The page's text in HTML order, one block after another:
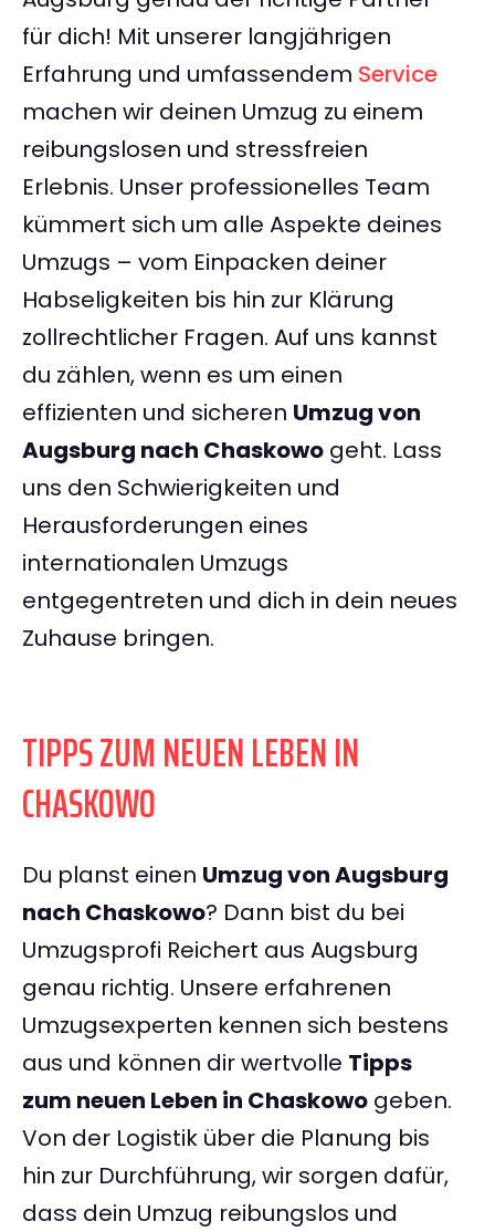
für dich! Mit unserer langjährigen
Erfahrung und umfassendem Service
machen wir deinen Umzug zu einem
reibungslosen und stressfreien
Erlebnis. Unser professionelles Team
kümmert sich um alle Aspekte deines
Umzugs – vom Einpacken deiner
Habseligkeiten bis hin zur Klärung
zollrechtlicher Fragen. Auf uns kannst
du zählen, wenn es um einen
effizienten und sicheren Umzug von
Augsburg nach Chaskowo geht. Lass
uns den Schwierigkeiten und
Herausforderungen eines
internationalen Umzugs
entgegentreten und dich in dein neues
Zuhause bringen.
TIPPS ZUM NEUEN LEBEN IN
CHASKOWO
Du planst einen Umzug von Augsburg
nach Chaskowo? Dann bist du bei
Umzugsprofi Reichert aus Augsburg
genau richtig. Unsere erfahrenen
Umzugsexperten kennen sich bestens
aus und können dir wertvolle Tipps
zum neuen Leben in Chaskowo geben.
Von der Logistik über die Planung bis
hin zur Durchführung, wir sorgen dafür,
dass dein Umzug reibungslos und